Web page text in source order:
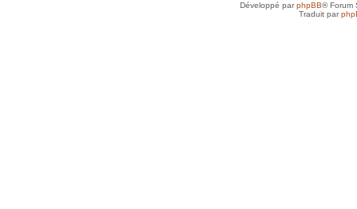
Développé parphpBB® Forum
Traduit par